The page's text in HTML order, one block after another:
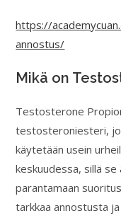
https://
annostus/
Mikä on
Testosterone
testosteroniesteri,
käytetään usein
keskuudessa, sillä se
parantamaan
tarkkaa annostusta